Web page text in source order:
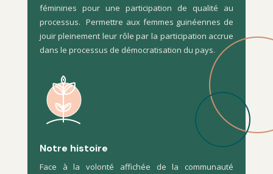
féminines pour une participation de qualité au
processus. Permettre aux femmes guinéennes de
jouir pleinement leur rôle par la participation accrue
dans le processus de démocratisation du pays.
Notre histoire
Face à la volonté affichée de la communauté